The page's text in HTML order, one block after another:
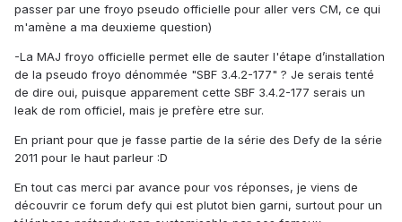
passer par une froyo pseudo officielle pour aller vers CM, ce qui
m'amène a ma deuxieme question)
-La MAJ froyo officielle permet elle de sauter l'étape d’installation
de la pseudo froyo dénommée "SBF 3.4.2-177" ? Je serais tenté
de dire oui, puisque apparement cette SBF 3.4.2-177 serais un
leak de rom officiel, mais je prefère etre sur.
En priant pour que je fasse partie de la série des Defy de la série
2011 pour le haut parleur :D
En tout cas merci par avance pour vos réponses, je viens de
découvrir ce forum defy qui est plutot bien garni, surtout pour un